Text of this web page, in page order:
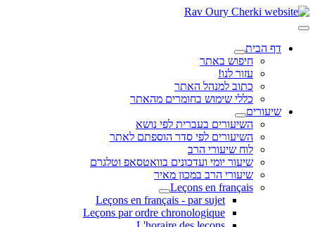
דף הבית
חיפוש באתר
עזור לנו!
כתוב למנהל האתר
כללי שימוש בחומרים מהאתר
שיעורים
השיעורים בעברית לפי נושא
השיעורים לפי סדר הוספתם לאתר
לוח שיעורי הרב
שיעור יומי ועדכונים בוואטסאפ וטלגרם
שיעורי הרב במכון מאיר
Leçons en français
Leçons en français - par sujet
Leçons par ordre chronologique